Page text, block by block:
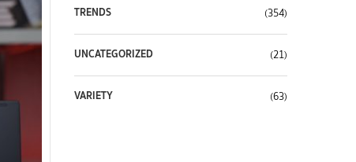
TRENDS (354)
UNCATEGORIZED (21)
VARIETY (63)